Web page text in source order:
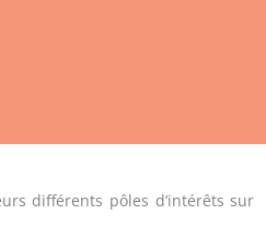
différents pôles d’intérêts sur